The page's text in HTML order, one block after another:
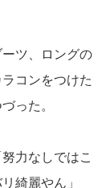
ツ、ロングの
コンをつけた
った。
力なしではこ
綺麗やん」